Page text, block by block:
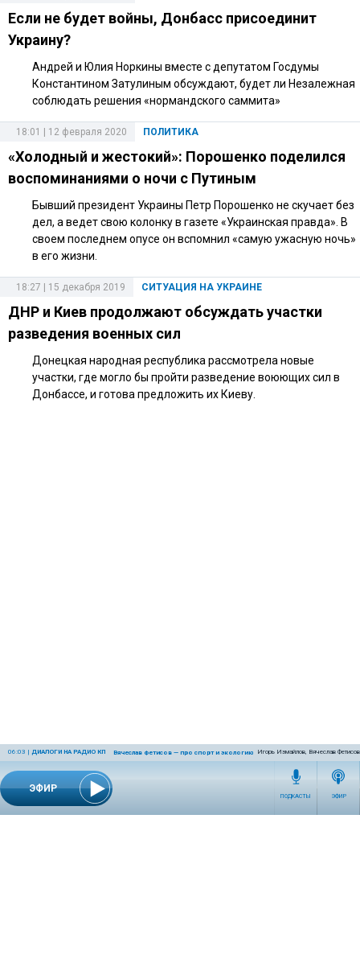
ЭФИР
06:03 | ДИАЛОГИ НА РАДИО КП Вячеслав Фетисов — про спорт и экологию Игорь Измайлов, Вячеслав Фетисов
ПОДКАСТЫ ЭФИР
Если не будет войны, Донбасс присоединит
Украину?
Андрей и Юлия Норкины вместе с депутатом Госдумы
Константином Затулиным обсуждают, будет ли Незалежная
соблюдать решения «нормандского саммита»
ПОЛИТИКА
18:01 | 12 февраля 2020
«Холодный и жестокий»: Порошенко поделился
воспоминаниями о ночи с Путиным
Бывший президент Украины Петр Порошенко не скучает без
дел, а ведет свою колонку в газете «Украинская правда». В
своем последнем опусе он вспомнил «самую ужасную ночь»
в его жизни.
СИТУАЦИЯ НА УКРАИНЕ
18:27 | 15 декабря 2019
ДНР и Киев продолжают обсуждать участки
разведения военных сил
Донецкая народная республика рассмотрела новые
участки, где могло бы пройти разведение воюющих сил в
Донбассе, и готова предложить их Киеву.